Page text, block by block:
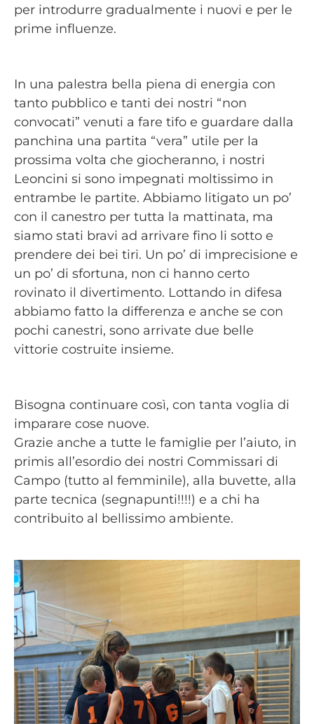
per introdurre gradualmente i nuovi e per le
prime influenze.
In una palestra bella piena di energia con
tanto pubblico e tanti dei nostri “non
convocati” venuti a fare tifo e guardare dalla
panchina una partita “vera” utile per la
prossima volta che giocheranno, i nostri
Leoncini si sono impegnati moltissimo in
entrambe le partite. Abbiamo litigato un po’
con il canestro per tutta la mattinata, ma
siamo stati bravi ad arrivare fino li sotto e
prendere dei bei tiri. Un po’ di imprecisione e
un po’ di sfortuna, non ci hanno certo
rovinato il divertimento. Lottando in difesa
abbiamo fatto la differenza e anche se con
pochi canestri, sono arrivate due belle
vittorie costruite insieme.
Bisogna continuare così, con tanta voglia di
imparare cose nuove.
Grazie anche a tutte le famiglie per l’aiuto, in
primis all’esordio dei nostri Commissari di
Campo (tutto al femminile), alla buvette, alla
parte tecnica (segnapunti!!!!) e a chi ha
contribuito al bellissimo ambiente.